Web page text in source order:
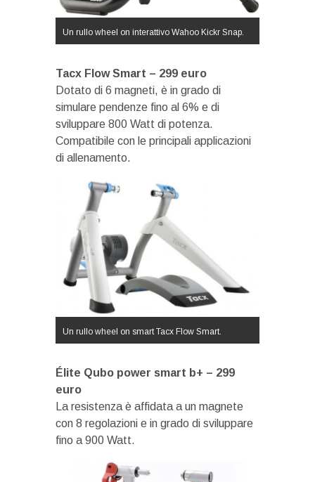
Un rullo wheel on interattivo Wahoo Kickr Snap.
Tacx Flow Smart – 299 euro
Dotato di 6 magneti, è in grado di
simulare pendenze fino al 6% e di
sviluppare 800 Watt di potenza.
Compatibile con le principali applicazioni
di allenamento.
Un rullo wheel on smart Tacx Flow Smart.
Élite Qubo power smart b+ – 299
euro
La resistenza è affidata a un magnete
con 8 regolazioni e in grado di sviluppare
fino a 900 Watt.